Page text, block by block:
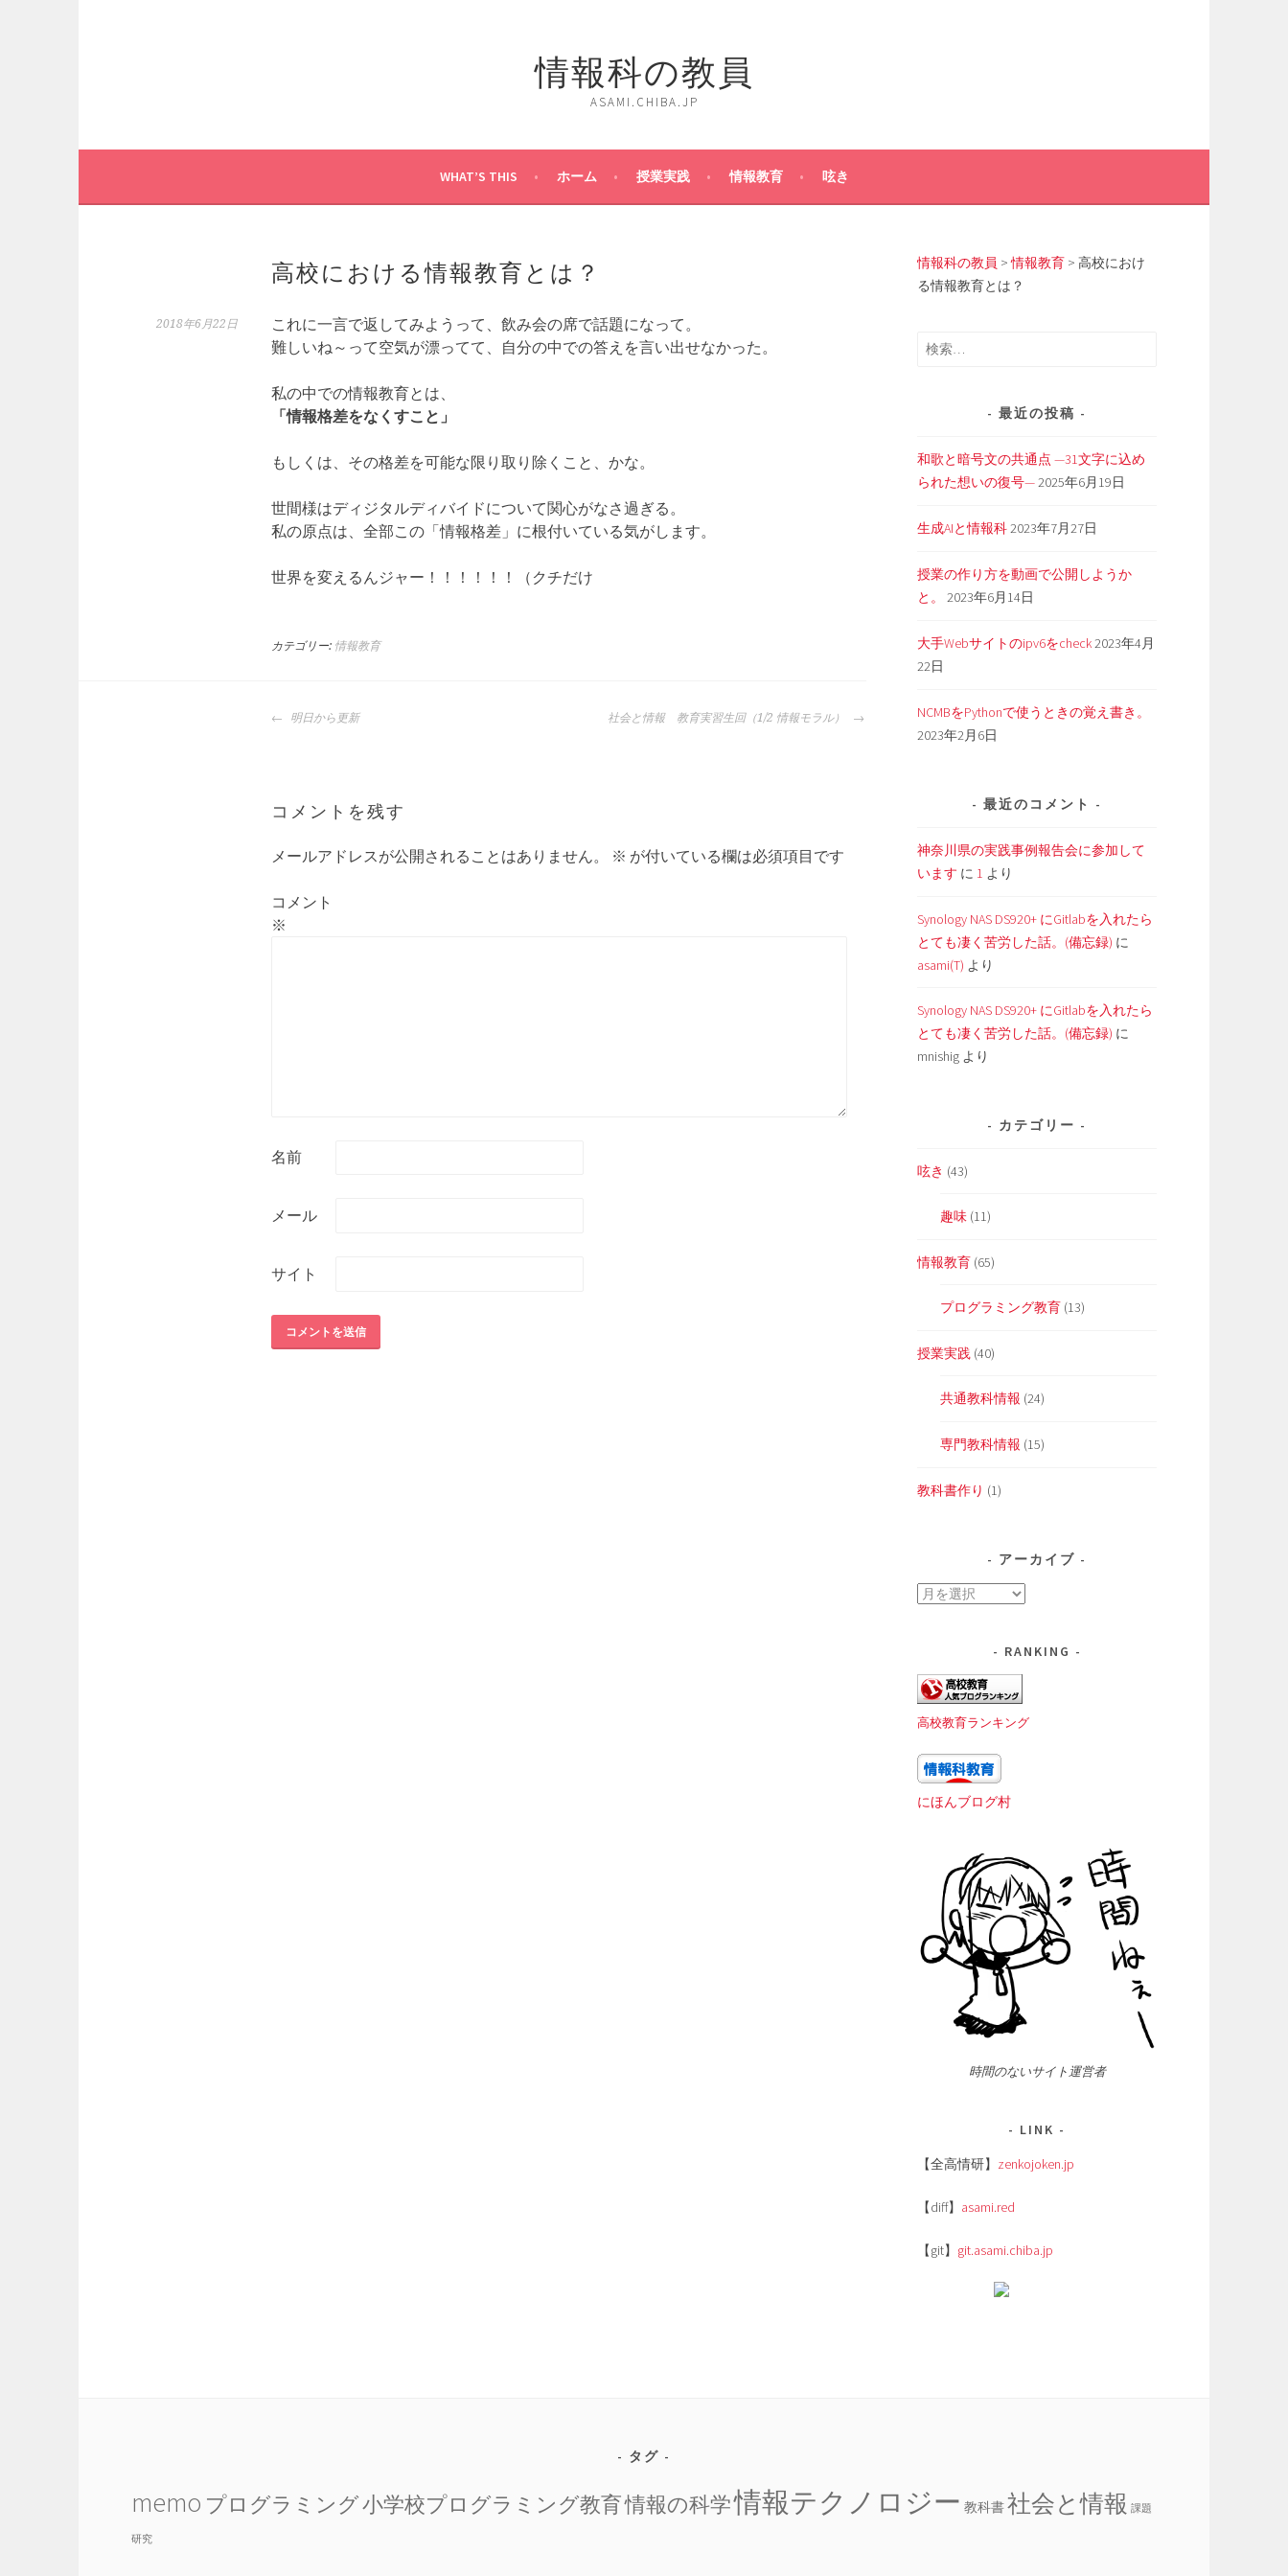
ス
情報科の教員
ASAMI.CHIBA.JP
WHAT’S THIS ホーム 授業実践 情報教育 呟き
高校における情報教育とは？
2018年6月22日
これに一言で返してみようって、飲み会の席で話題になって。
難しいね～って空気が漂ってて、自分の中での答えを言い出せなかった。
私の中での情報教育とは、
「情報格差をなくすこと」
もしくは、その格差を可能な限り取り除くこと、かな。
世間様はディジタルディバイドについて関心がなさ過ぎる。
私の原点は、全部この「情報格差」に根付いている気がします。
世界を変えるんジャー！！！！！！（クチだけ
カテゴリー: 情報教育
投
ゲ
ー
シ
ン
明日から更新 社会と情報 教育実習生回（1/2 情報モラル）
コメントを残す
メールアドレスが公開されることはありません。 ※ が付いている欄は必須項目です
コメント
※
名前
メール
サイト
情報科の教員 >情報教育 > 高校におけ
る情報教育とは？
検
最近の投稿
和歌と暗号文の共通点 —31文字に込め
られた想いの復号—2025年6月19日
生成AIと情報科2023年7月27日
授業の作り方を動画で公開しようか
と。
2023年6月14日
大手Webサイトのipv6をcheck2023年4月
22日
NCMBをPythonで使うときの覚え書き。
2023年2月6日
最近のコメント
神奈川県の実践事例報告会に参加して
います に 1 より
Synology NAS DS920+ にGitlabを入れたら
とても凄く苦労した話。(備忘録) に
asami(T) より
Synology NAS DS920+ にGitlabを入れたら
とても凄く苦労した話。(備忘録) に
mnishig より
カテゴリー
呟き (43)
趣味 (11)
情報教育 (65)
プログラミング教育 (13)
授業実践 (40)
共通教科情報 (24)
専門教科情報 (15)
教科書作り (1)
アーカイブ
ア
ブ
RANKING
高校教育ランキング
にほんブログ村
時間のないサイト運営者
LINK
【全高情研】 zenkojoken.jp
【diff】 asami.red
【git】 git.asami.chiba.jp
タグ
memo プログラミング小学校プログラミング教育情報の科学情報テクノロジー 教科書社会と情報 課題
研究